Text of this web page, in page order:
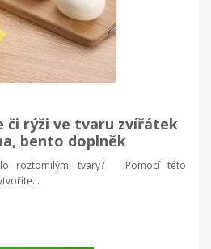
či rýži ve tvaru zvířátek
bento doplněk
roztomilými tvary? Pomocí této